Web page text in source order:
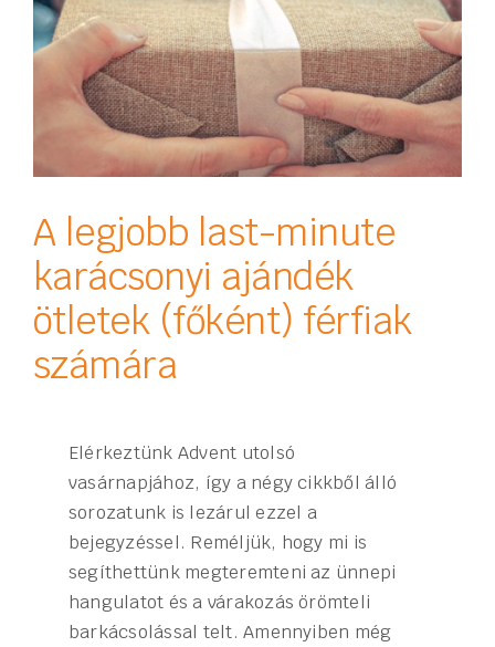
A legjobb last-minute
karácsonyi ajándék
ötletek (főként) férfiak
számára
Elérkeztünk Advent utolsó
vasárnapjához, így a négy cikkből álló
sorozatunk is lezárul ezzel a
bejegyzéssel. Reméljük, hogy mi is
segíthettünk megteremteni az ünnepi
hangulatot és a várakozás örömteli
barkácsolással telt. Amennyiben még